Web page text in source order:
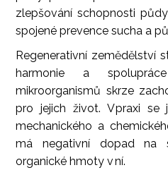
zlepšování schopnosti
spojené prevence sucha a
Regenerativní zemědělství
harmonie a
mikroorganismů skrze
pro jejich život. V praxi se
mechanického a
má negativní dopad na
organické hmoty v ní.